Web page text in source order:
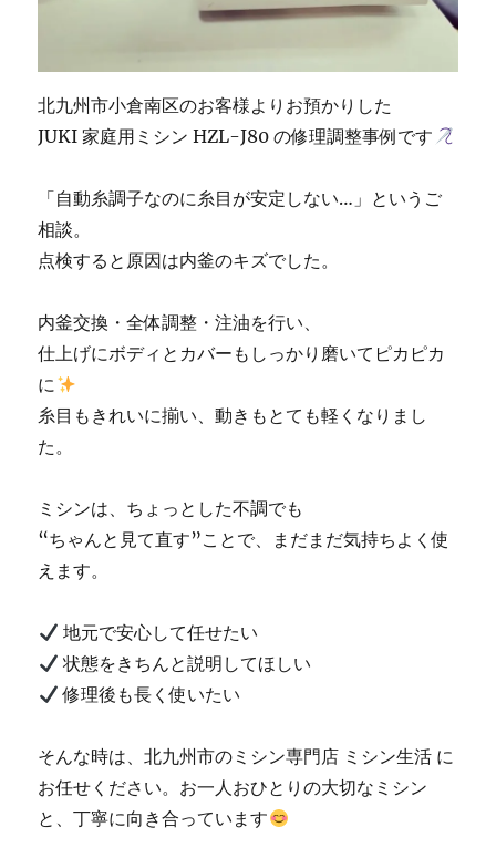
北九州市小倉南区のお客様よりお預かりした
JUKI 家庭用ミシン HZL-J80 の修理調整事例です
「自動糸調子なのに糸目が安定しない…」というご
相談。
点検すると原因は内釜のキズでした。
内釜交換・全体調整・注油を行い、
仕上げにボディとカバーもしっかり磨いてピカピカ
に
糸目もきれいに揃い、動きもとても軽くなりまし
た。
ミシンは、ちょっとした不調でも
“ちゃんと見て直す”ことで、まだまだ気持ちよく使
えます。
地元で安心して任せたい
状態をきちんと説明してほしい
修理後も長く使いたい
そんな時は、北九州市のミシン専門店 ミシン生活 に
お任せください。お一人おひとりの大切なミシン
と、丁寧に向き合っています